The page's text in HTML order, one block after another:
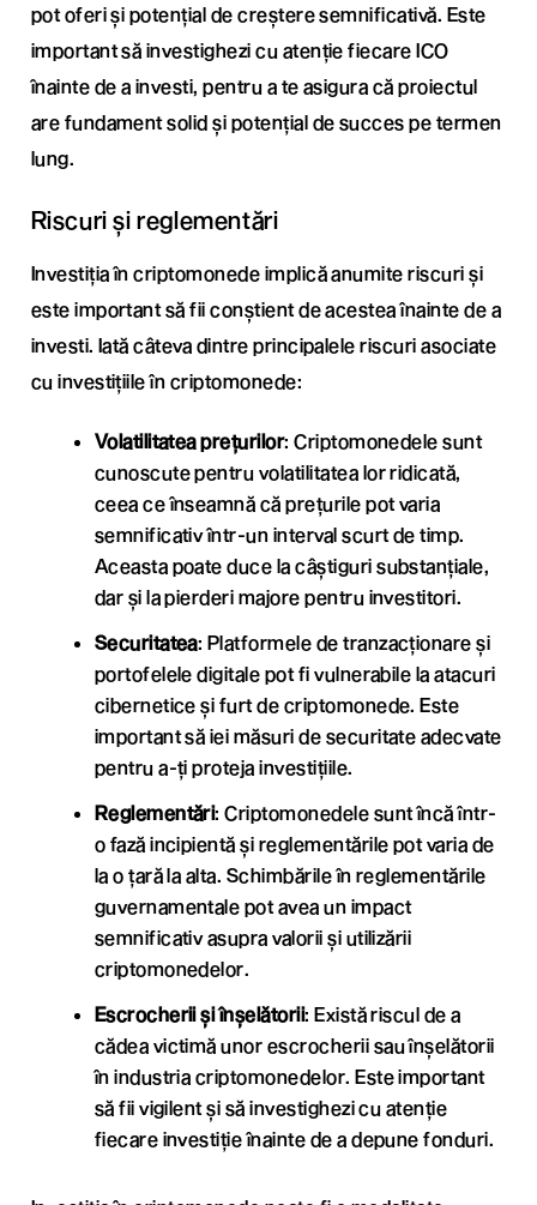
pot oferi și potențial de creștere semnificativă. Este
important să investighezi cu atenție fiecare ICO
înainte de a investi, pentru a te asigura că proiectul
are fundament solid și potențial de succes pe termen
lung.
Riscuri și reglementări
Investiția în criptomonede implică anumite riscuri și
este important să fii conștient de acestea înainte de a
investi. Iată câteva dintre principalele riscuri asociate
cu investițiile în criptomonede:
Volatilitatea prețurilor: Criptomonedele sunt
cunoscute pentru volatilitatea lor ridicată,
ceea ce înseamnă că prețurile pot varia
semnificativ într-un interval scurt de timp.
Aceasta poate duce la câștiguri substanțiale,
dar și la pierderi majore pentru investitori.
Securitatea: Platformele de tranzacționare și
portofelele digitale pot fi vulnerabile la atacuri
cibernetice și furt de criptomonede. Este
important să iei măsuri de securitate adecvate
pentru a-ți proteja investițiile.
Reglementări: Criptomonedele sunt încă într-
o fază incipientă și reglementările pot varia de
la o țară la alta. Schimbările în reglementările
guvernamentale pot avea un impact
semnificativ asupra valorii și utilizării
criptomonedelor.
Escrocherii și înșelătorii: Există riscul de a
cădea victimă unor escrocherii sau înșelătorii
în industria criptomonedelor. Este important
să fii vigilent și să investighezi cu atenție
fiecare investiție înainte de a depune fonduri.